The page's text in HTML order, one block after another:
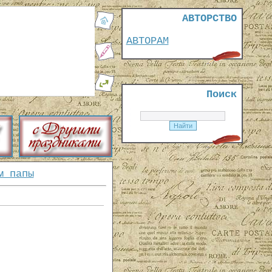
папы
АВТОРСТВО
АВТОРАМ
Поиск